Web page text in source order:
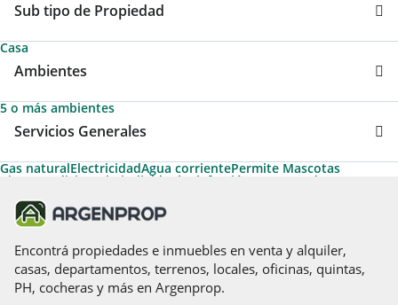
Sub tipo de Propiedad
Casa
Ambientes
5 o más ambientes
Servicios Generales
Gas naturalElectricidadAgua corrientePermite Mascotas
Aire acondicionado individual Calefacción Desayunador
Encontrá propiedades e inmuebles en venta y alquiler,
casas, departamentos, terrenos, locales, oficinas, quintas,
PH, cocheras y más en Argenprop.